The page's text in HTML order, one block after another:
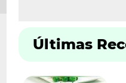
Últimas